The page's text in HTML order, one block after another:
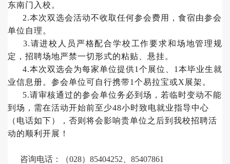
东南门入校。
2.本次双选会活动不收取任何参会费用，食宿由参会
单位自理。
3.请进校人员严格配合学校工作要求和场地管理规
定，招聘场地严禁一切形式的粘贴、悬挂。
4.本次双选会为每家单位提供1个展位、1本毕业生就
业信息册。参会单位可自行携带1个易拉宝或X展架。
5.请审核通过的参会单位务必到场，若临时变动不能
到场，需在活动开始前至少48小时致电就业指导中心
（电话如下），否则将会影响贵单位之后到我校招聘活
动的顺利开展！
咨询电话：（028）85404252、85407861